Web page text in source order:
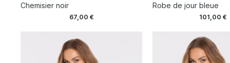
Chemisier noir
67,00 €
Robe de jour bleue
101,00€